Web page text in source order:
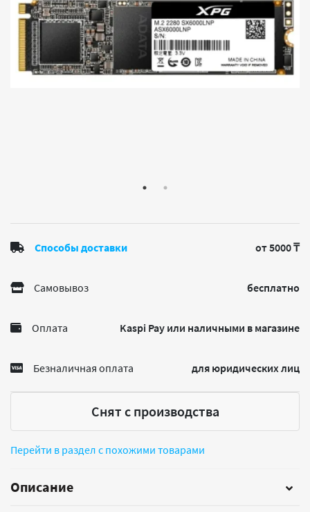
Способы доставки от 5000 ₸
Самовывоз бесплатно
Оплата Kaspi Pay или наличными в магазине
Безналичная оплата для юридических лиц
Снят с производства
Перейти в раздел с похожими товарами
Описание